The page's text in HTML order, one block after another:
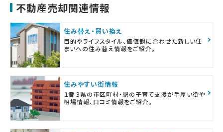
不動産売却関連情報
住み替え・買い換え
目的やライフスタイル、価値観に合わせた新しい住
まいへの住み替え情報をご紹介。
住みやすい街情報
１都３県の市区町村・駅の子育て支援が手厚い街や
相場情報、口コミ情報をご紹介。